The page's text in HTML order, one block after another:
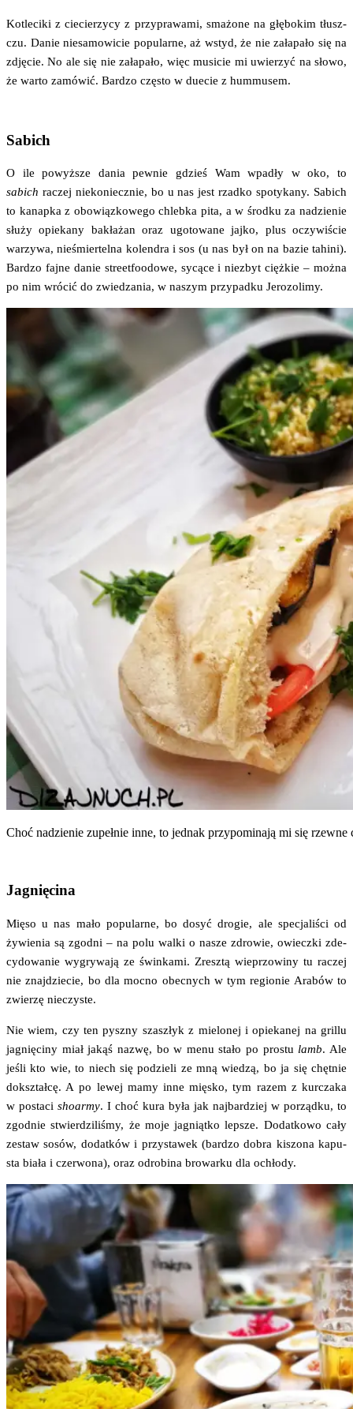
Kotle­ci­ki z cie­cie­rzy­cy z przy­pra­wa­mi, sma­żo­ne na głę­bo­kim tłusz­
czu. Danie nie­sa­mo­wi­cie popu­lar­ne, aż wstyd, że nie zała­pa­ło się na
zdję­cie. No ale się nie zała­pa­ło, więc musi­cie mi uwie­rzyć na sło­wo,
że war­to zamó­wić. Bar­dzo czę­sto w duecie z hummusem.
Sabich
O ile powyż­sze dania pew­nie gdzieś Wam wpa­dły w oko, to
sabich raczej nie­ko­niecz­nie, bo u nas jest rzad­ko spo­ty­ka­ny. Sabich
to kanap­ka z obo­wiąz­ko­we­go chleb­ka pita, a w środ­ku za nadzie­nie
słu­ży opie­ka­ny bakła­żan oraz ugo­to­wa­ne jaj­ko, plus oczy­wi­ście
warzy­wa, nie­śmier­tel­na kolen­dra i sos (u nas był on na bazie tahi­ni).
Bar­dzo faj­ne danie stre­et­fo­odo­we, sycą­ce i nie­zbyt cięż­kie – moż­na
po nim wró­cić do zwie­dza­nia, w naszym przy­pad­ku Jerozolimy.
Choć nadzie­nie zupeł­nie inne, to jed­nak przy­po­mi­na­ją mi się
Jagnięcina
Mię­so u nas mało popu­lar­ne, bo dosyć dro­gie, ale spe­cja­li­ści od
żywie­nia są zgod­ni – na polu wal­ki o nasze zdro­wie, owiecz­ki zde­
cy­do­wa­nie wygry­wa­ją ze świn­ka­mi. Zresz­tą wie­przo­wi­ny tu raczej
nie znaj­dzie­cie, bo dla moc­no obec­nych w tym regio­nie Ara­bów to
zwie­rzę nieczyste.
Nie wiem, czy ten pysz­ny szasz­łyk z mie­lo­nej i opie­ka­nej na gril­lu
jagnię­ci­ny miał jakąś nazwę, bo w menu sta­ło po pro­stu lamb. Ale
jeśli kto wie, to niech się podzie­li ze mną wie­dzą, bo ja się chęt­nie
dokształ­cę. A po lewej mamy inne mię­sko, tym razem z kur­cza­ka
w posta­ci sho­ar­my. I choć kura była jak naj­bar­dziej w porząd­ku, to
zgod­nie stwier­dzi­li­śmy, że moje jagniąt­ko lep­sze. Dodat­ko­wo cały
zestaw sosów, dodat­ków i przy­sta­wek (bar­dzo dobra kiszo­na kapu­
sta bia­ła i czer­wo­na), oraz odro­bi­na bro­war­ku dla ochłody.